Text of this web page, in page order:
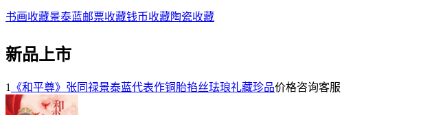
书画收藏景泰蓝邮票收藏钱币收藏陶瓷收藏
新品上市
1 《和平尊》张同禄景泰蓝代表作铜胎掐丝珐琅礼藏珍品价格咨询客服